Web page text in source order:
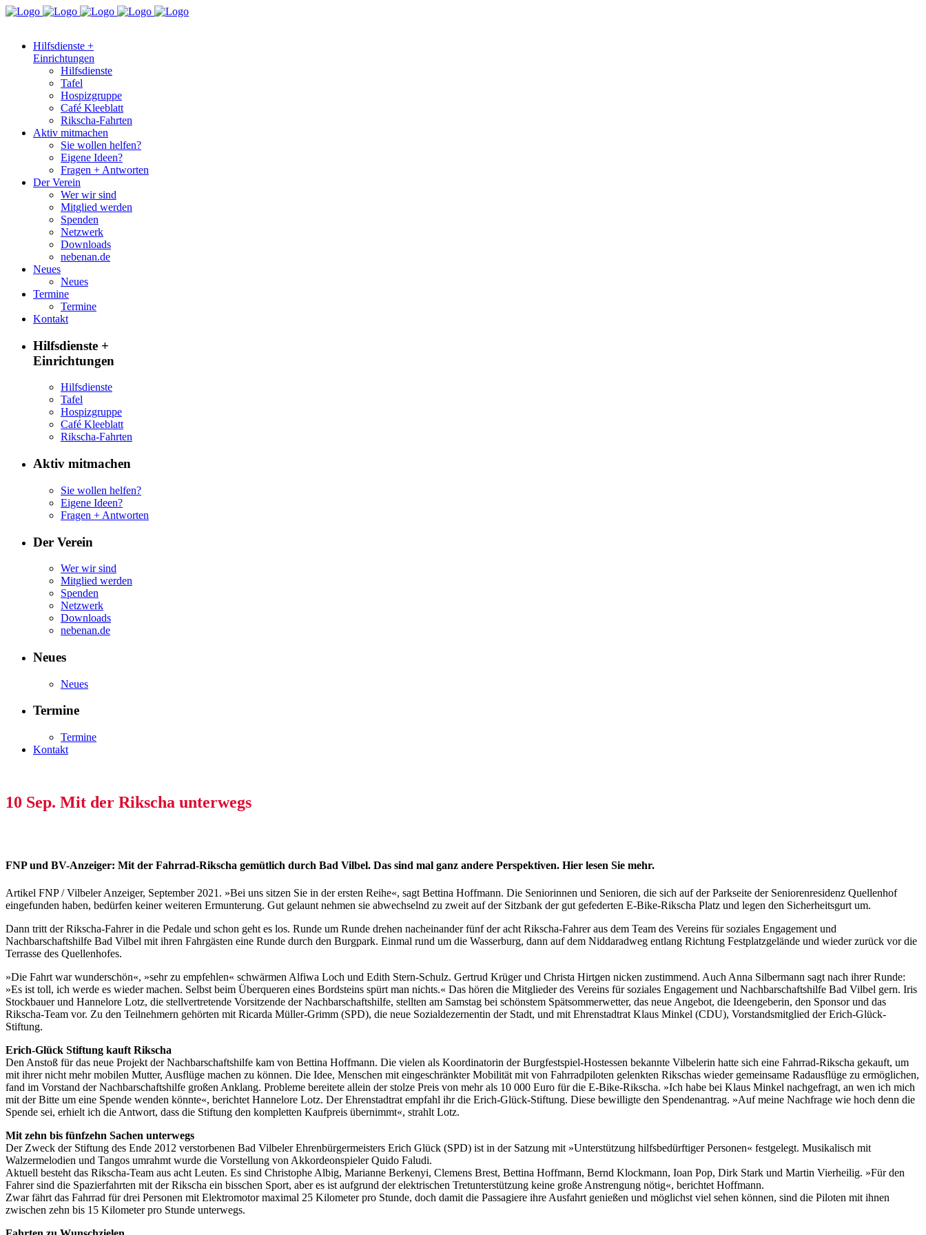
Hilfsdienste +
Einrichtungen
Hilfsdienste
Tafel
Hospizgruppe
Café Kleeblatt
Rikscha-Fahrten
Aktiv mitmachen
Sie wollen helfen?
Eigene Ideen?
Fragen + Antworten
Der Verein
Wer wir sind
Mitglied werden
Spenden
Netzwerk
Downloads
nebenan.de
Neues
Neues
Termine
Termine
Kontakt
Hilfsdienste +
Einrichtungen
Hilfsdienste
Tafel
Hospizgruppe
Café Kleeblatt
Rikscha-Fahrten
Aktiv mitmachen
Sie wollen helfen?
Eigene Ideen?
Fragen + Antworten
Der Verein
Wer wir sind
Mitglied werden
Spenden
Netzwerk
Downloads
nebenan.de
Neues
Neues
Termine
Termine
Kontakt
10 Sep. Mit der Rikscha unterwegs
FNP und BV-Anzeiger: Mit der Fahrrad-Rikscha gemütlich durch Bad Vilbel. Das sind mal ganz andere Perspektiven. Hier lesen Sie mehr.
Artikel FNP / Vilbeler Anzeiger, September 2021. »Bei uns sitzen Sie in der ersten Reihe«, sagt Bettina Hoffmann. Die Seniorinnen und Senioren, die sich auf der Parkseite der Seniorenresidenz Quellenhof
eingefunden haben, bedürfen keiner weiteren Ermunterung. Gut gelaunt nehmen sie abwechselnd zu zweit auf der Sitzbank der gut gefederten E-Bike-Rikscha Platz und legen den Sicherheitsgurt um.
Dann tritt der Rikscha-Fahrer in die Pedale und schon geht es los. Runde um Runde drehen nacheinander fünf der acht Rikscha-Fahrer aus dem Team des Vereins für soziales Engagement und
Nachbarschaftshilfe Bad Vilbel mit ihren Fahrgästen eine Runde durch den Burgpark. Einmal rund um die Wasserburg, dann auf dem Niddaradweg entlang Richtung Festplatzgelände und wieder zurück vor die
Terrasse des Quellenhofes.
»Die Fahrt war wunderschön«, »sehr zu empfehlen« schwärmen Alfiwa Loch und Edith Stern-Schulz. Gertrud Krüger und Christa Hirtgen nicken zustimmend. Auch Anna Silbermann sagt nach ihrer Runde:
»Es ist toll, ich werde es wieder machen. Selbst beim Überqueren eines Bordsteins spürt man nichts.« Das hören die Mitglieder des Vereins für soziales Engagement und Nachbarschaftshilfe Bad Vilbel gern. Iris
Stockbauer und Hannelore Lotz, die stellvertretende Vorsitzende der Nachbarschaftshilfe, stellten am Samstag bei schönstem Spätsommerwetter, das neue Angebot, die Ideengeberin, den Sponsor und das
Rikscha-Team vor. Zu den Teilnehmern gehörten mit Ricarda Müller-Grimm (SPD), die neue Sozialdezernentin der Stadt, und mit Ehrenstadtrat Klaus Minkel (CDU), Vorstandsmitglied der Erich-Glück-
Stiftung.
Erich-Glück Stiftung kauft Rikscha
Den Anstoß für das neue Projekt der Nachbarschaftshilfe kam von Bettina Hoffmann. Die vielen als Koordinatorin der Burgfestspiel-Hostessen bekannte Vilbelerin hatte sich eine Fahrrad-Rikscha gekauft, um
mit ihrer nicht mehr mobilen Mutter, Ausflüge machen zu können. Die Idee, Menschen mit eingeschränkter Mobilität mit von Fahrradpiloten gelenkten Rikschas wieder gemeinsame Radausflüge zu ermöglichen,
fand im Vorstand der Nachbarschaftshilfe großen Anklang. Probleme bereitete allein der stolze Preis von mehr als 10 000 Euro für die E-Bike-Rikscha. »Ich habe bei Klaus Minkel nachgefragt, an wen ich mich
mit der Bitte um eine Spende wenden könnte«, berichtet Hannelore Lotz. Der Ehrenstadtrat empfahl ihr die Erich-Glück-Stiftung. Diese bewilligte den Spendenantrag. »Auf meine Nachfrage wie hoch denn die
Spende sei, erhielt ich die Antwort, dass die Stiftung den kompletten Kaufpreis übernimmt«, strahlt Lotz.
Mit zehn bis fünfzehn Sachen unterwegs
Der Zweck der Stiftung des Ende 2012 verstorbenen Bad Vilbeler Ehrenbürgermeisters Erich Glück (SPD) ist in der Satzung mit »Unterstützung hilfsbedürftiger Personen« festgelegt. Musikalisch mit
Walzermelodien und Tangos umrahmt wurde die Vorstellung von Akkordeonspieler Quido Faludi.
Aktuell besteht das Rikscha-Team aus acht Leuten. Es sind Christophe Albig, Marianne Berkenyi, Clemens Brest, Bettina Hoffmann, Bernd Klockmann, Ioan Pop, Dirk Stark und Martin Vierheilig. »Für den
Fahrer sind die Spazierfahrten mit der Rikscha ein bisschen Sport, aber es ist aufgrund der elektrischen Tretunterstützung keine große Anstrengung nötig«, berichtet Hoffmann.
Zwar fährt das Fahrrad für drei Personen mit Elektromotor maximal 25 Kilometer pro Stunde, doch damit die Passagiere ihre Ausfahrt genießen und möglichst viel sehen können, sind die Piloten mit ihnen
zwischen zehn bis 15 Kilometer pro Stunde unterwegs.